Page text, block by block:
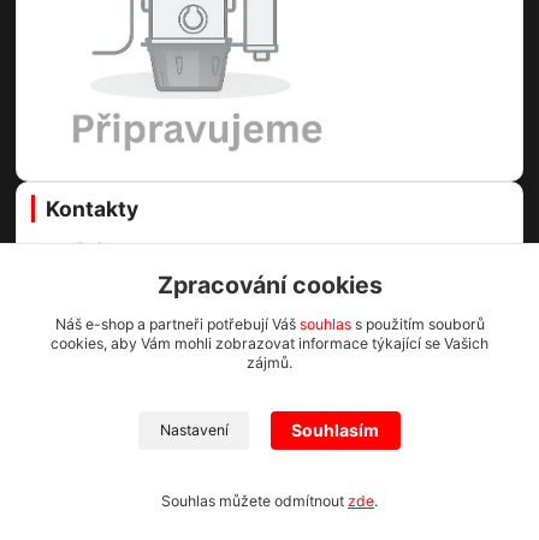
Kontakty
Centrální vysavače Online
Martin Voda
+420 773 99 60 89
(Po-Pá, 8-16.30 hod.)
Centrální vysavače Online 2023
Zpracování cookies
Náš e-shop a partneři potřebují Váš souhlass použitím souborů
cookies, aby Vám mohli zobrazovat informace týkající se Vašich
zájmů.
Nastavení Souhlasím
Souhlas můžete odmítnout zde.